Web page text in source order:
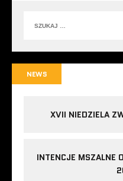
NEWS
XVII NIEDZIELA
INTENCJE MSZALNE